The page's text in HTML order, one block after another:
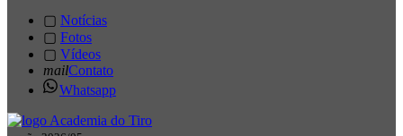
▢ Notícias
▢ Fotos
▢ Vídeos
mailContato
Whatsapp